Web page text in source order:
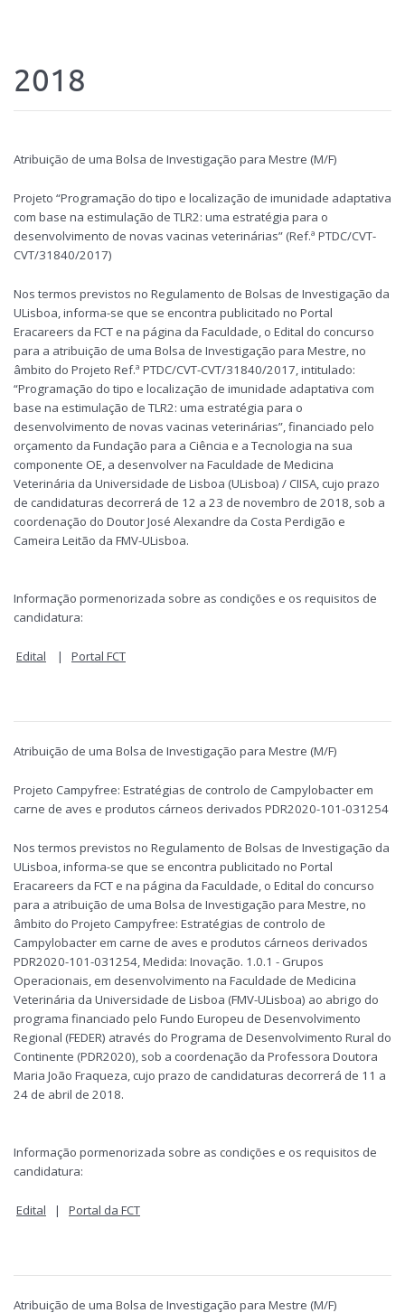
2018
Atribuição de uma Bolsa de Investigação para Mestre (M/F)
Projeto “Programação do tipo e localização de imunidade adaptativa
com base na estimulação de TLR2: uma estratégia para o
desenvolvimento de novas vacinas veterinárias” (Ref.ª PTDC/CVT-
CVT/31840/2017)
Nos termos previstos no Regulamento de Bolsas de Investigação da
ULisboa, informa-se que se encontra publicitado no Portal
Eracareers da FCT e na página da Faculdade, o Edital do concurso
para a atribuição de uma Bolsa de Investigação para Mestre, no
âmbito do Projeto Ref.ª PTDC/CVT-CVT/31840/2017, intitulado:
“Programação do tipo e localização de imunidade adaptativa com
base na estimulação de TLR2: uma estratégia para o
desenvolvimento de novas vacinas veterinárias”, financiado pelo
orçamento da Fundação para a Ciência e a Tecnologia na sua
componente OE, a desenvolver na Faculdade de Medicina
Veterinária da Universidade de Lisboa (ULisboa) / CIISA, cujo prazo
de candidaturas decorrerá de 12 a 23 de novembro de 2018, sob a
coordenação do Doutor José Alexandre da Costa Perdigão e
Cameira Leitão da FMV-ULisboa.
Informação pormenorizada sobre as condições e os requisitos de
candidatura:
Edital | Portal FCT
Atribuição de uma Bolsa de Investigação para Mestre (M/F)
Projeto Campyfree: Estratégias de controlo de Campylobacter em
carne de aves e produtos cárneos derivados PDR2020-101-031254
Nos termos previstos no Regulamento de Bolsas de Investigação da
ULisboa, informa-se que se encontra publicitado no Portal
Eracareers da FCT e na página da Faculdade, o Edital do concurso
para a atribuição de uma Bolsa de Investigação para Mestre, no
âmbito do Projeto Campyfree: Estratégias de controlo de
Campylobacter em carne de aves e produtos cárneos derivados
PDR2020-101-031254, Medida: Inovação. 1.0.1 - Grupos
Operacionais, em desenvolvimento na Faculdade de Medicina
Veterinária da Universidade de Lisboa (FMV-ULisboa) ao abrigo do
programa financiado pelo Fundo Europeu de Desenvolvimento
Regional (FEDER) através do Programa de Desenvolvimento Rural do
Continente (PDR2020), sob a coordenação da Professora Doutora
Maria João Fraqueza, cujo prazo de candidaturas decorrerá de 11 a
24 de abril de 2018.
Informação pormenorizada sobre as condições e os requisitos de
candidatura:
Edital | Portal da FCT
Atribuição de uma Bolsa de Investigação para Mestre (M/F)